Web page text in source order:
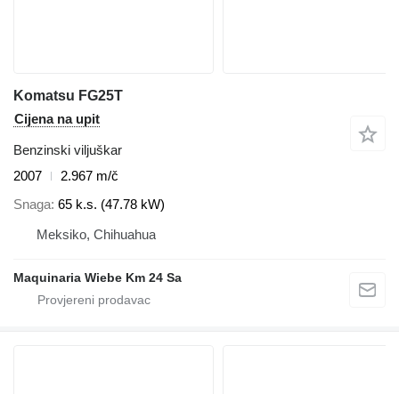
Komatsu FG25T
Cijena na upit
Benzinski viljuškar
2007
2.967 m/č
Snaga 65 k.s. (47.78 kW)
Meksiko, Chihuahua
Maquinaria Wiebe Km 24 Sa